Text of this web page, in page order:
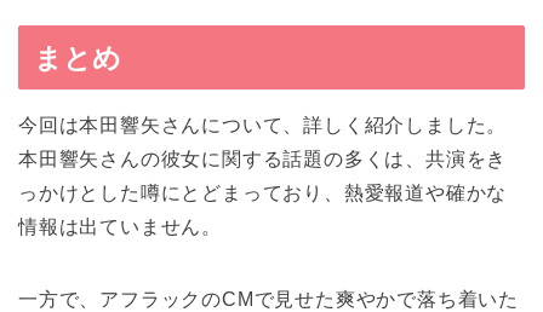
まとめ
今回は本田響矢さんについて、詳しく紹介しました。
本田響矢さんの彼女に関する話題の多くは、共演をき
っかけとした噂にとどまっており、熱愛報道や確かな
情報は出ていません。
一方で、アフラックのCMで見せた爽やかで落ち着いた